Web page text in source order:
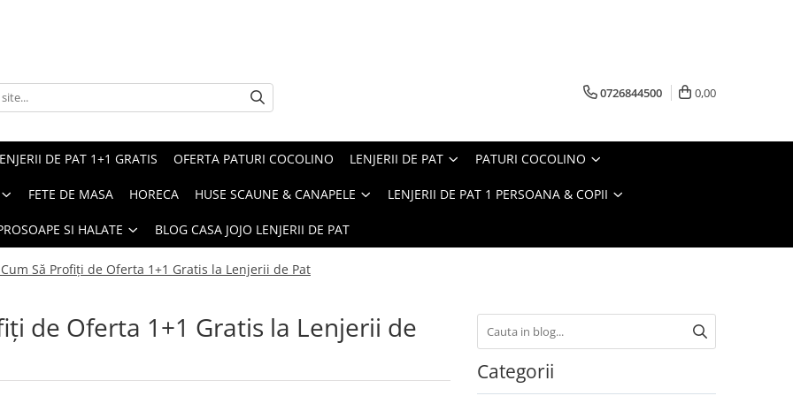
0726844500 0,00
DE PAT 1+1 GRATIS OFERTA PATURI COCOLINO LENJERII DE PAT PATURI COCOLINO
FETE DE MASA HORECA HUSE SCAUNE & CANAPELE LENJERII DE PAT 1 PERSOANA & COPII
SI HALATE BLOG CASA JOJO LENJERII DE PAT
Să Profiți de Oferta 1+1 Gratis la Lenjerii de Pat
de Oferta 1+1 Gratis la Lenjerii de
Categorii